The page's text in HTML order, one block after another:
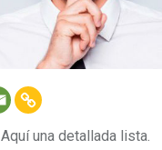
Aquí una detallada lista.